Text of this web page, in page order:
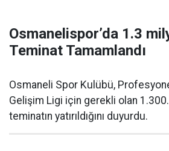
Osmanelispor’da 1.3
Teminat Tamamlandı
Osmaneli Spor Kulübü,
Gelişim Ligi için gerekli olan
teminatın yatırıldığını duyurdu.